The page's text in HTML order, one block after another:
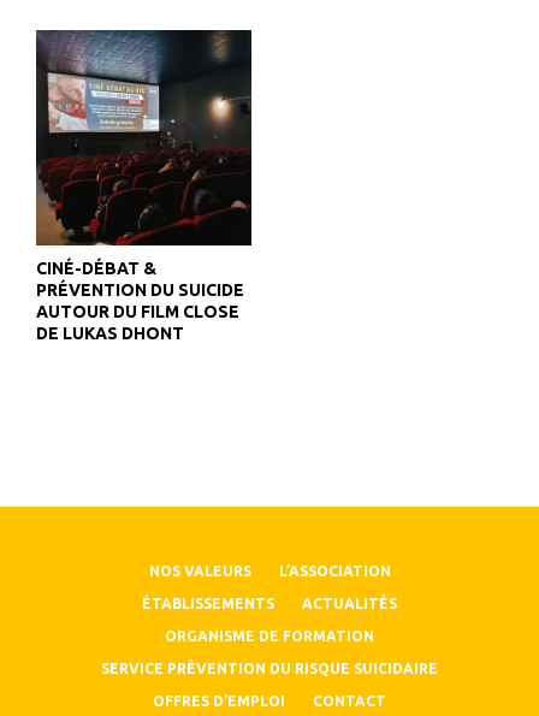
CINÉ-DÉBAT &
PRÉVENTION DU SUICIDE
AUTOUR DU FILM CLOSE
DE LUKAS DHONT
NOS VALEURS L’ASSOCIATION
ÉTABLISSEMENTS ACTUALITÉS
ORGANISME DE FORMATION
SERVICE PRÉVENTION DU RISQUE SUICIDAIRE
OFFRES D’EMPLOI CONTACT